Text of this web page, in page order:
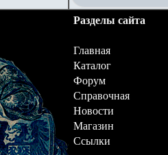
Разделы сайта
Главная
Каталог
Форум
Справочная
Новости
Магазин
Ссылки